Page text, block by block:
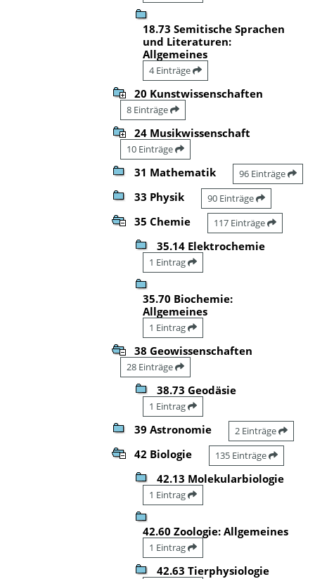
18.73 Semitische Sprachen
und Literaturen:
Allgemeines
4 Einträge
20 Kunstwissenschaften
8 Einträge
24 Musikwissenschaft
10 Einträge
31 Mathematik 96 Einträge
33 Physik 90 Einträge
35 Chemie 117 Einträge
35.14 Elektrochemie
1 Eintrag
35.70 Biochemie:
Allgemeines
1 Eintrag
38 Geowissenschaften
28 Einträge
38.73 Geodäsie
1 Eintrag
39 Astronomie 2 Einträge
42 Biologie 135 Einträge
42.13 Molekularbiologie
1 Eintrag
42.60 Zoologie: Allgemeines
1 Eintrag
42.63 Tierphysiologie